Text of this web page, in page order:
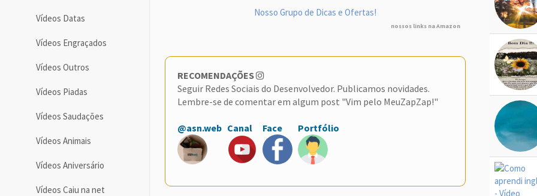
Vídeos Datas
Vídeos Engraçados
Vídeos Outros
Vídeos Piadas
Vídeos Saudações
Vídeos Animais
Vídeos Aniversário
Vídeos Caiu na net
Nosso Grupo de Dicas e Ofertas!
nossos links na Amazon
RECOMENDAÇÕES
Seguir Redes Sociais do Desenvolvedor. Publicamos novidades.
Lembre-se de comentar em algum post "Vim pelo MeuZapZap!"
@asn.web Canal Face Portfólio